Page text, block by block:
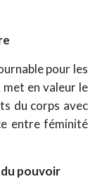
pour les
en valeur le
du corps avec
entre féminité
pouvoir